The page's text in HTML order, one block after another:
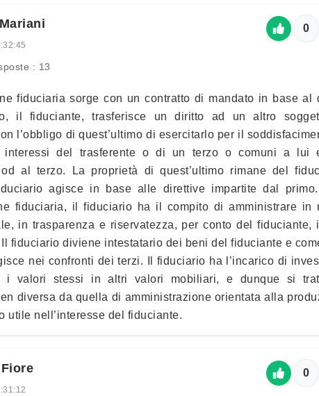
: 13
0
fiduciaria sorge con un contratto di mandato in base al
il fiduciante, trasferisce un diritto ad un altro
l’obbligo di quest’ultimo di esercitarlo per il
interessi del trasferente o di un terzo o comuni a lui
od al terzo. La proprietà di quest’ultimo rimane del
agisce in base alle direttive impartite dal
fiduciaria, il fiduciario ha il compito di amministrare in
in trasparenza e riservatezza, per conto del fiduciante,
fiduciario diviene intestatario dei beni del fiduciante e
nei confronti dei terzi. Il fiduciario ha l’incarico di
i valori stessi in altri valori mobiliari, e dunque si
diversa da quella di amministrazione orientata alla
utile nell’interesse del fiduciante.
0